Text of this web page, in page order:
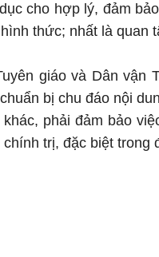
cho hợp lý, đảm
thức; nhất là quan
giáo và Dân vận
bị chu đáo nội
khác, phải đảm bảo
chính trị, đặc biệt trong